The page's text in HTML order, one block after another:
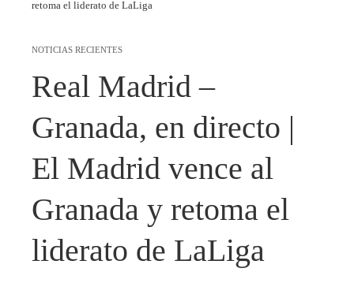
retoma el liderato de LaLiga
NOTICIAS RECIENTES
Real Madrid –
Granada, en directo |
El Madrid vence al
Granada y retoma el
liderato de LaLiga